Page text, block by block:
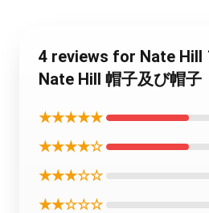
4 reviews for Nate Hill
Nate Hill 帽子及び帽子
★★★★★
★★★★☆
★★★☆☆
★★☆☆☆